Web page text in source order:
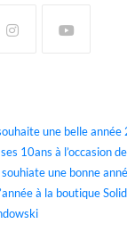
une belle année
10ans à l’occasion
souhiate une bonne
à la boutique